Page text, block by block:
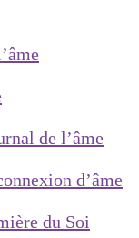
de l’âme
d’âme
du Soi